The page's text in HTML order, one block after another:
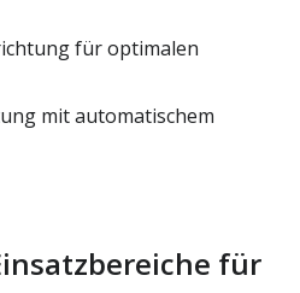
für optimalen
mit automatischem
für